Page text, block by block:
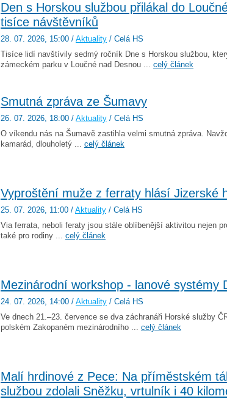
Den s Horskou službou přilákal do
tisíce návštěvníků
28. 07. 2026, 15:00 / Aktuality / Celá HS
Tisíce lidí navštívily sedmý ročník Dne s Horskou službou,
zámeckém parku v Loučné nad Desnou ... celý článek
Smutná zpráva ze Šumavy
26. 07. 2026, 18:00 / Aktuality / Celá HS
O víkendu nás na Šumavě zastihla velmi smutná zpráva.
kamarád, dlouholetý ... celý článek
Vyproštění muže z ferraty hlásí Jizerské
25. 07. 2026, 11:00 / Aktuality / Celá HS
Via ferrata, neboli feraty jsou stále oblíbenější aktivitou nejen
také pro rodiny ... celý článek
Mezinárodní workshop - lanové systémy
24. 07. 2026, 14:00 / Aktuality / Celá HS
Ve dnech 21.–23. července se dva záchranáři Horské služby
polském Zakopaném mezinárodního ... celý článek
Malí hrdinové z Pece: Na příměstském
službou zdolali Sněžku, vrtulník i 40